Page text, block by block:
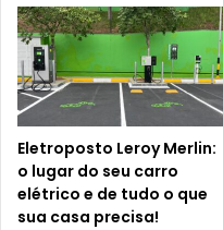
Eletroposto Leroy Merlin:
o lugar do seu carro
elétrico e de tudo o que
sua casa precisa!